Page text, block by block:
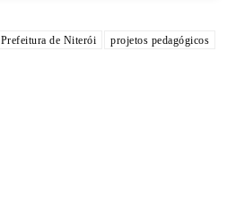
Prefeitura de Niterói projetos pedagógicos